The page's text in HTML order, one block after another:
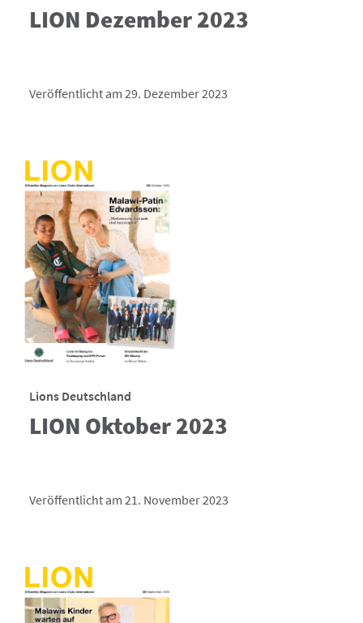
LION Dezember 2023
Veröffentlicht am 29. Dezember 2023
Lions Deutschland
LION Oktober 2023
Veröffentlicht am 21. November 2023